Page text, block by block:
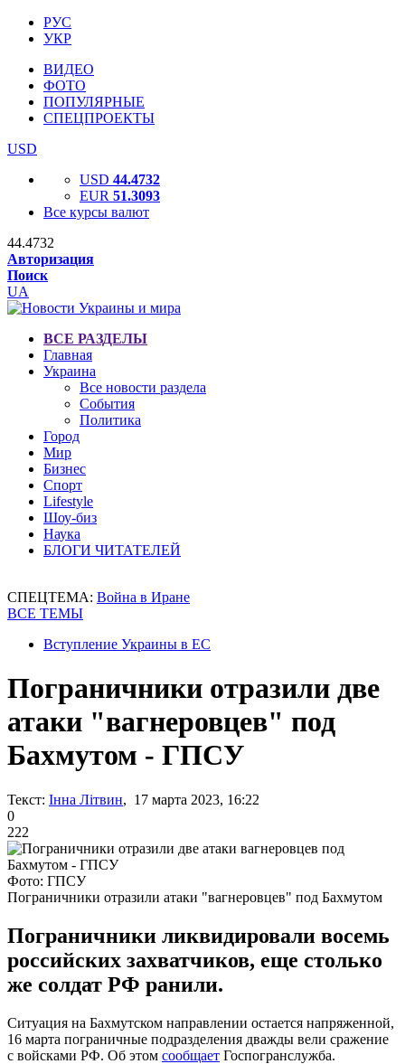
РУС
УКР
ВИДЕО
ФОТО
ПОПУЛЯРНЫЕ
СПЕЦПРОЕКТЫ
USD
USD 44.4732
EUR 51.3093
Все курсы валют
44.4732
Авторизация
Поиск
UA
ВСЕ РАЗДЕЛЫ
Главная
Украина
Все новости раздела
События
Политика
Город
Мир
Бизнес
Спорт
Lifestyle
Шоу-биз
Наука
БЛОГИ ЧИТАТЕЛЕЙ
СПЕЦТЕМА: Война в Иране
ВСЕ ТЕМЫ
Вступление Украины в ЕС
Пограничники отразили две
атаки "вагнеровцев" под
Бахмутом - ГПСУ
Текст: Інна Літвин, 17 марта 2023, 16:22
0
222
Фото: ГПСУ
Пограничники отразили атаки "вагнеровцев" под Бахмутом
Пограничники ликвидировали восемь
российских захватчиков, еще столько
же солдат РФ ранили.
Ситуация на Бахмутском направлении остается напряженной,
16 марта пограничные подразделения дважды вели сражение
с войсками РФ. Об этом сообщает Госпогранслужба.